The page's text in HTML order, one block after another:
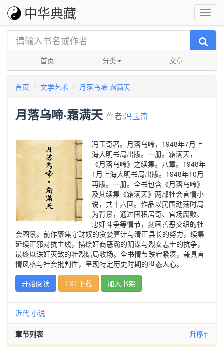
中华典藏
首页 分类 文章
首页 文学艺术 月落乌啼·霜满天
月落乌啼·霜满天 作者:冯玉奇
冯玉奇著。月落乌啼，1948年7月上
海大明书局出版。一册。霜满天，
《月落乌啼》之续集。八章。1948年
1月上海大明书局出版。1948年10月
再版。一册。全书包含《月落乌啼》
及其续集《霜满天》两部社会言情小
说，共十六回。作品以民国动荡时局
为背景，通过囤积居奇、官场腐败、
忠奸斗争等情节，刻画善恶交织的社
会图景。前作聚焦守财奴的贪婪算计与清正县长的努力，续集
延续正邪对抗主线，描绘奸商恶霸的阴谋与烈女志士的抗争，
最终以诛奸灭敌的壮烈结局收场。全书情节跌宕紧凑，兼具言
情风格与社会批判性，呈现特定历史时期的世态人心。
开始阅读
TXT下载 加入书架
近代 小说
章节列表 升序↑